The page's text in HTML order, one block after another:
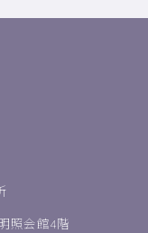
照会館4階